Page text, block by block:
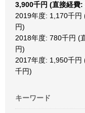
3,900千円 (直接経費
2019年度: 1,170千円
円)
2018年度: 780千円 (
円)
2017年度: 1,950千円
千円)
キーワード